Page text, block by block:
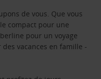
de vous. Que vous
compact pour une
pour un voyage
vacances en famille -